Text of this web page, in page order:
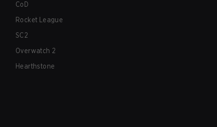
CoD
Rocket League
SC2
Overwatch 2
Hearthstone